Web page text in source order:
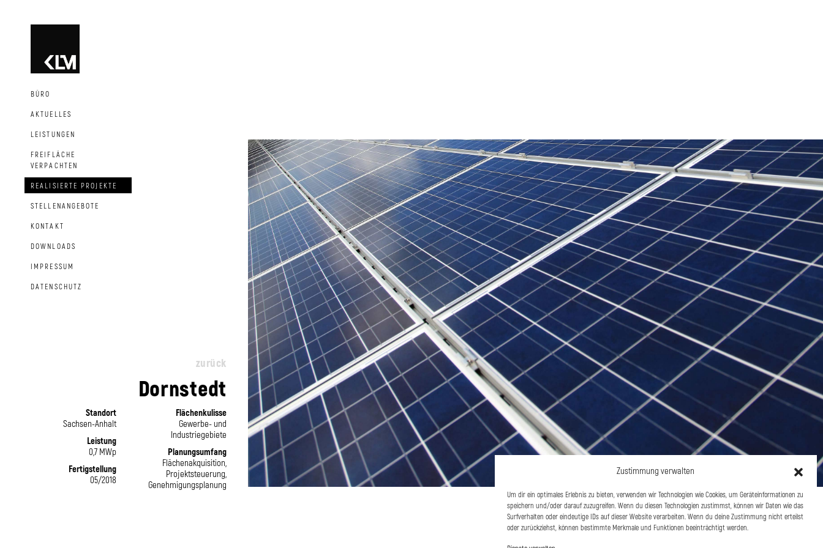
Zustimmung verwalten
Um dir ein optimales Erlebnis zu bieten, verwenden wir Technologien wie Cookies, um Geräteinformationen zu
speichern und/oder darauf zuzugreifen. Wenn du diesen Technologien zustimmst, können wir Daten wie das
Surfverhalten oder eindeutige IDs auf dieser Website verarbeiten. Wenn du deine Zustimmung nicht erteilst
oder zurückziehst, können bestimmte Merkmale und Funktionen beeinträchtigt werden.
BÜRO
AKTUELLES
LEISTUNGEN
FREIFLÄCHE
VERPACHTEN
REALISIERTE PROJEKTE
STELLENANGEBOTE
KONTAKT
DOWNLOADS
IMPRESSUM
DATENSCHUTZ
zurück
Dornstedt
Standort
Sachsen-Anhalt
Leistung
0,7 MWp
Fertigstellung
05/2018
Flächenkulisse
Gewerbe- und
Industriegebiete
Planungsumfang
Flächenakquisition,
Projektsteuerung,
Genehmigungsplanung